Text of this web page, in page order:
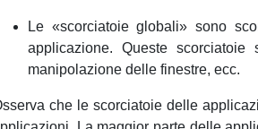
Le «scorciatoie globali» sono
applicazione. Queste
manipolazione delle finestre, ecc.
che le scorciatoie delle